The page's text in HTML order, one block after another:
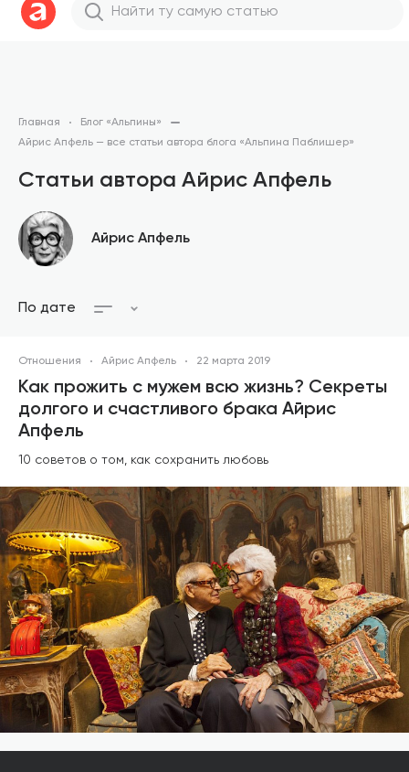
Главная
Блог «Альпины»
Айрис Апфель — все статьи автора блога «Альпина Паблишер»
Статьи автора Айрис Апфель
Айрис Апфель
По дате
Отношения Айрис Апфель 22 марта 2019
Как прожить с мужем всю жизнь? Секреты
долгого и счастливого брака Айрис
Апфель
10 советов о том, как сохранить любовь